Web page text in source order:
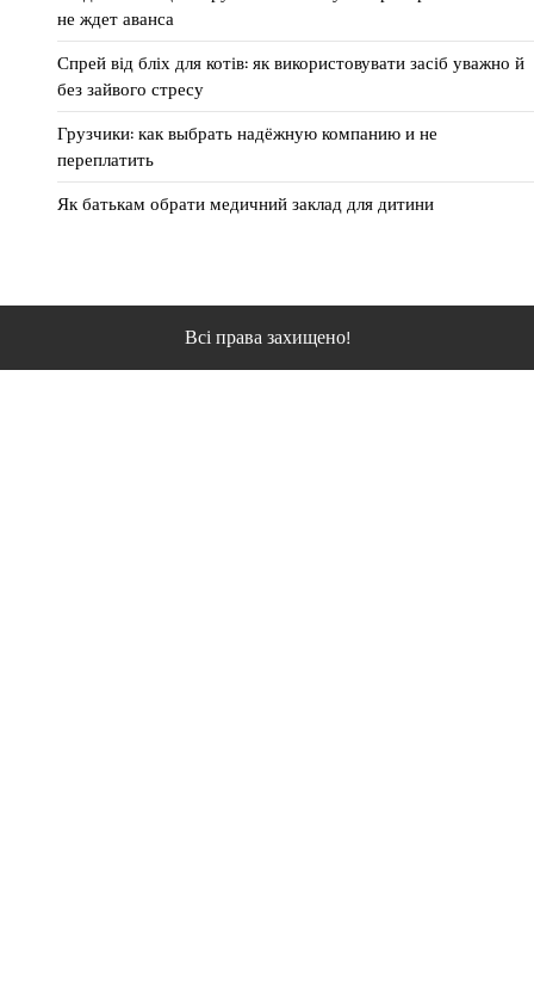
не ждет аванса
Спрей від бліх для котів: як використовувати засіб уважно й
без зайвого стресу
Грузчики: как выбрать надёжную компанию и не
переплатить
Як батькам обрати медичний заклад для дитини
Всі права захищено!